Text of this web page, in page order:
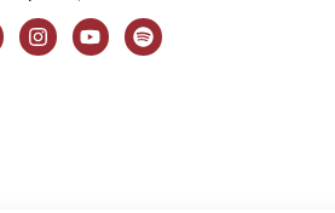
I
n
s
Y
o
u
S
p
o